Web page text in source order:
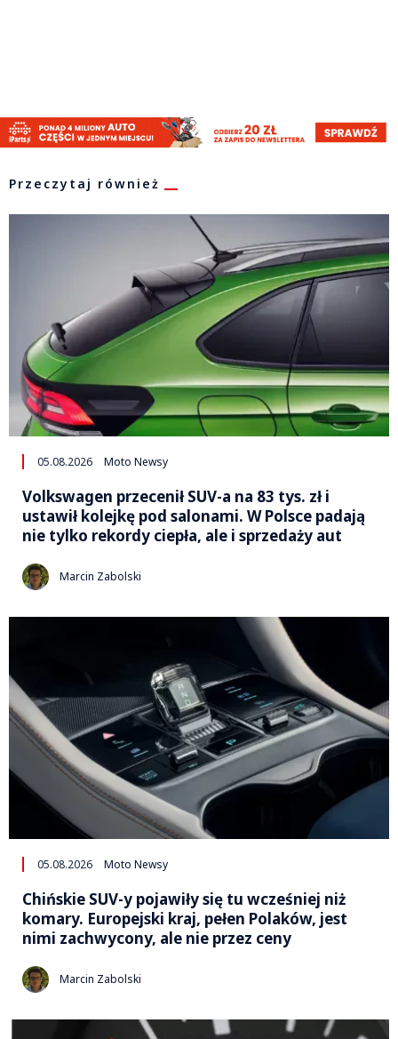
Przeczytaj również
05.08.2026 Moto Newsy
Volkswagen przecenił SUV-a na 83 tys. zł i
ustawił kolejkę pod salonami. W Polsce padają
nie tylko rekordy ciepła, ale i sprzedaży aut
Marcin Zabolski
05.08.2026 Moto Newsy
Chińskie SUV-y pojawiły się tu wcześniej niż
komary. Europejski kraj, pełen Polaków, jest
nimi zachwycony, ale nie przez ceny
Marcin Zabolski